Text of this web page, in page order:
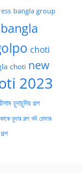
bangla group
bangla
choti
choti new
2023
চুদাচুদির গল্প
চুদার গল্প বউ চোদার